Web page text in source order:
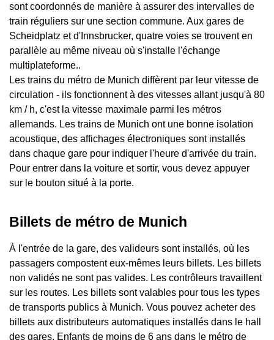
sont coordonnés de manière à assurer des intervalles de
train réguliers sur une section commune. Aux gares de
Scheidplatz et d'Innsbrucker, quatre voies se trouvent en
parallèle au même niveau où s'installe l'échange
multiplateforme..
Les trains du métro de Munich diffèrent par leur vitesse de
circulation - ils fonctionnent à des vitesses allant jusqu'à 80
km / h, c'est la vitesse maximale parmi les métros
allemands. Les trains de Munich ont une bonne isolation
acoustique, des affichages électroniques sont installés
dans chaque gare pour indiquer l'heure d'arrivée du train.
Pour entrer dans la voiture et sortir, vous devez appuyer
sur le bouton situé à la porte.
Billets de métro de Munich
À l'entrée de la gare, des valideurs sont installés, où les
passagers compostent eux-mêmes leurs billets. Les billets
non validés ne sont pas valides. Les contrôleurs travaillent
sur les routes. Les billets sont valables pour tous les types
de transports publics à Munich. Vous pouvez acheter des
billets aux distributeurs automatiques installés dans le hall
des gares. Enfants de moins de 6 ans dans le métro de